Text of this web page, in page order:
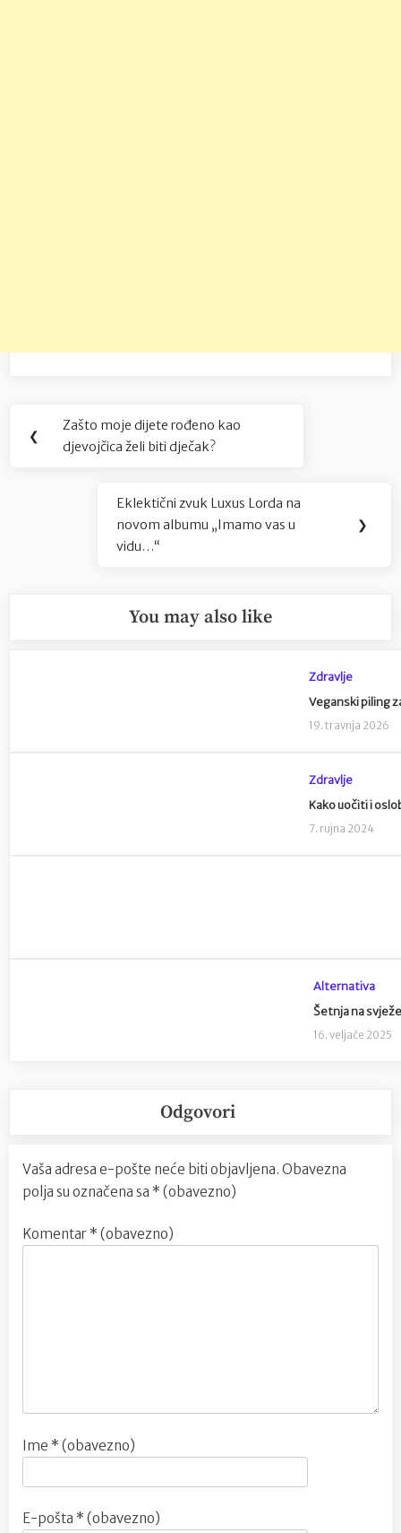
Navigacija
objava
❮
Previous
Post:
Zašto moje dijete rođeno kao
djevojčica želi biti dječak?
Next
Post:
Eklektični zvuk Luxus Lorda na
novom albumu „Imamo vas u
vidu…“
❯
You may also like
Zdravlje
Veganski piling
19. travnja 2026
Zdravlje
Kako uočiti i
7. rujna 2024
Alternativa
Šetnja na
16. veljače 2025
Odgovori
Vaša adresa e-pošte neće biti objavljena. Obavezna
polja su označena sa * (obavezno)
Komentar * (obavezno)
Ime * (obavezno)
E-pošta * (obavezno)